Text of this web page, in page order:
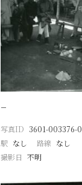
−
写真ID 3601-003376-0
駅 なし 路線 なし
撮影日 不明